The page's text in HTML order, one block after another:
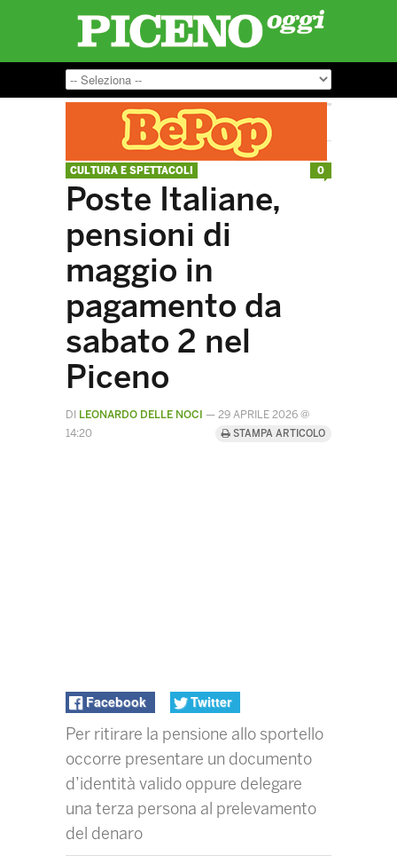
CULTURA E SPETTACOLI
Poste Italiane,
pensioni di
maggio in
pagamento da
sabato 2 nel
Piceno
DI LEONARDO DELLE NOCI — 29 APRILE 2026 @
14:20
STAMPA ARTICOLO
Facebook Twitter
Per ritirare la pensione allo sportello
occorre presentare un documento
d’identità valido oppure delegare
una terza persona al prelevamento
del denaro
0